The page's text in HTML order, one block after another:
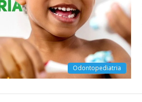
Odontopediatria